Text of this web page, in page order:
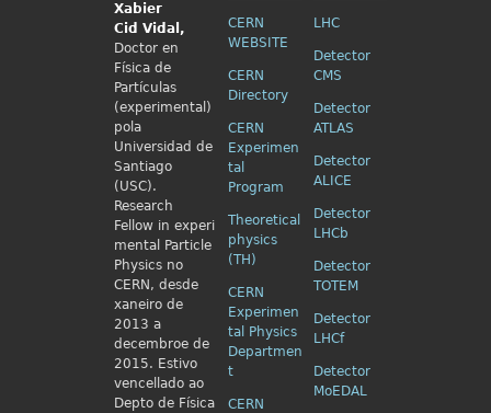
Xabier
Cid Vidal,
Doctor en
Física de
Partículas
(experimental)
pola
Universidad de
Santiago
(USC).
Research
Fellow in experi
mental Particle
Physics no
CERN, desde
xaneiro de
2013 a
decembroe de
2015. Estivo
vencellado ao
Depto de Física
CERN
WEBSITE
CERN
Directory
CERN
Experimen
tal
Program
Theoretical
physics
(TH)
CERN
Experimen
tal Physics
Departmen
t
CERN
LHC
Detector
CMS
Detector
ATLAS
Detector
ALICE
Detector
LHCb
Detector
TOTEM
Detector
LHCf
Detector
MoEDAL